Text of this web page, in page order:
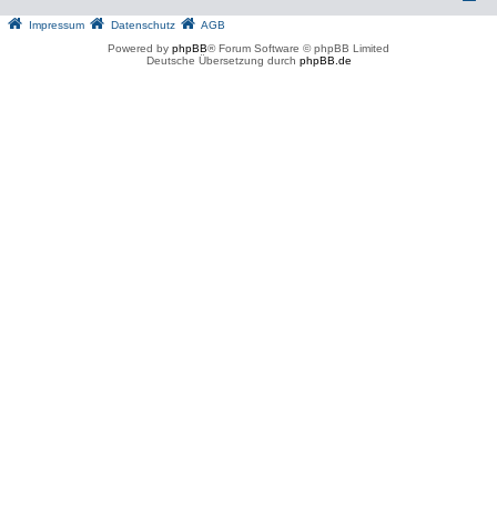
Impressum Datenschutz
AGB
Powered by phpBB® Forum Software © phpBB Limited
Deutsche Übersetzung durch phpBB.de